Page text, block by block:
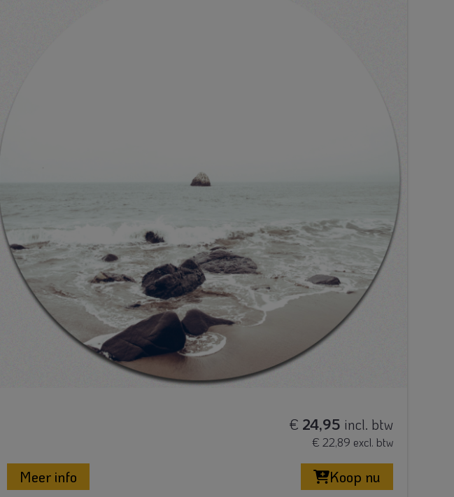
Meer info
€ 24,95 incl. btw
€ 22,89 excl. btw
Koop nu